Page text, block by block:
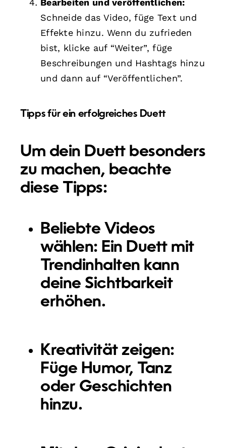
Schneide das Video, füge Text und
Effekte hinzu. Wenn du zufrieden
bist, klicke auf “Weiter”, füge
Beschreibungen und Hashtags hinzu
und dann auf “Veröffentlichen”.
Tipps für ein erfolgreiches Duett
Um dein Duett besonders
zu machen, beachte
diese Tipps:
Beliebte Videos
wählen: Ein Duett mit
Trendinhalten kann
deine Sichtbarkeit
erhöhen.
Kreativität zeigen:
Füge Humor, Tanz
oder Geschichten
hinzu.